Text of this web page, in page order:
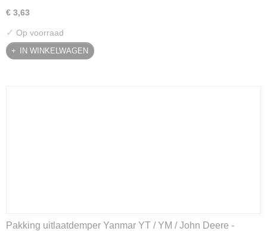
€ 3,63
✓ Op voorraad
IN WINKELWAGEN
Pakking uitlaatdemper Yanmar YT / YM / John Deere -